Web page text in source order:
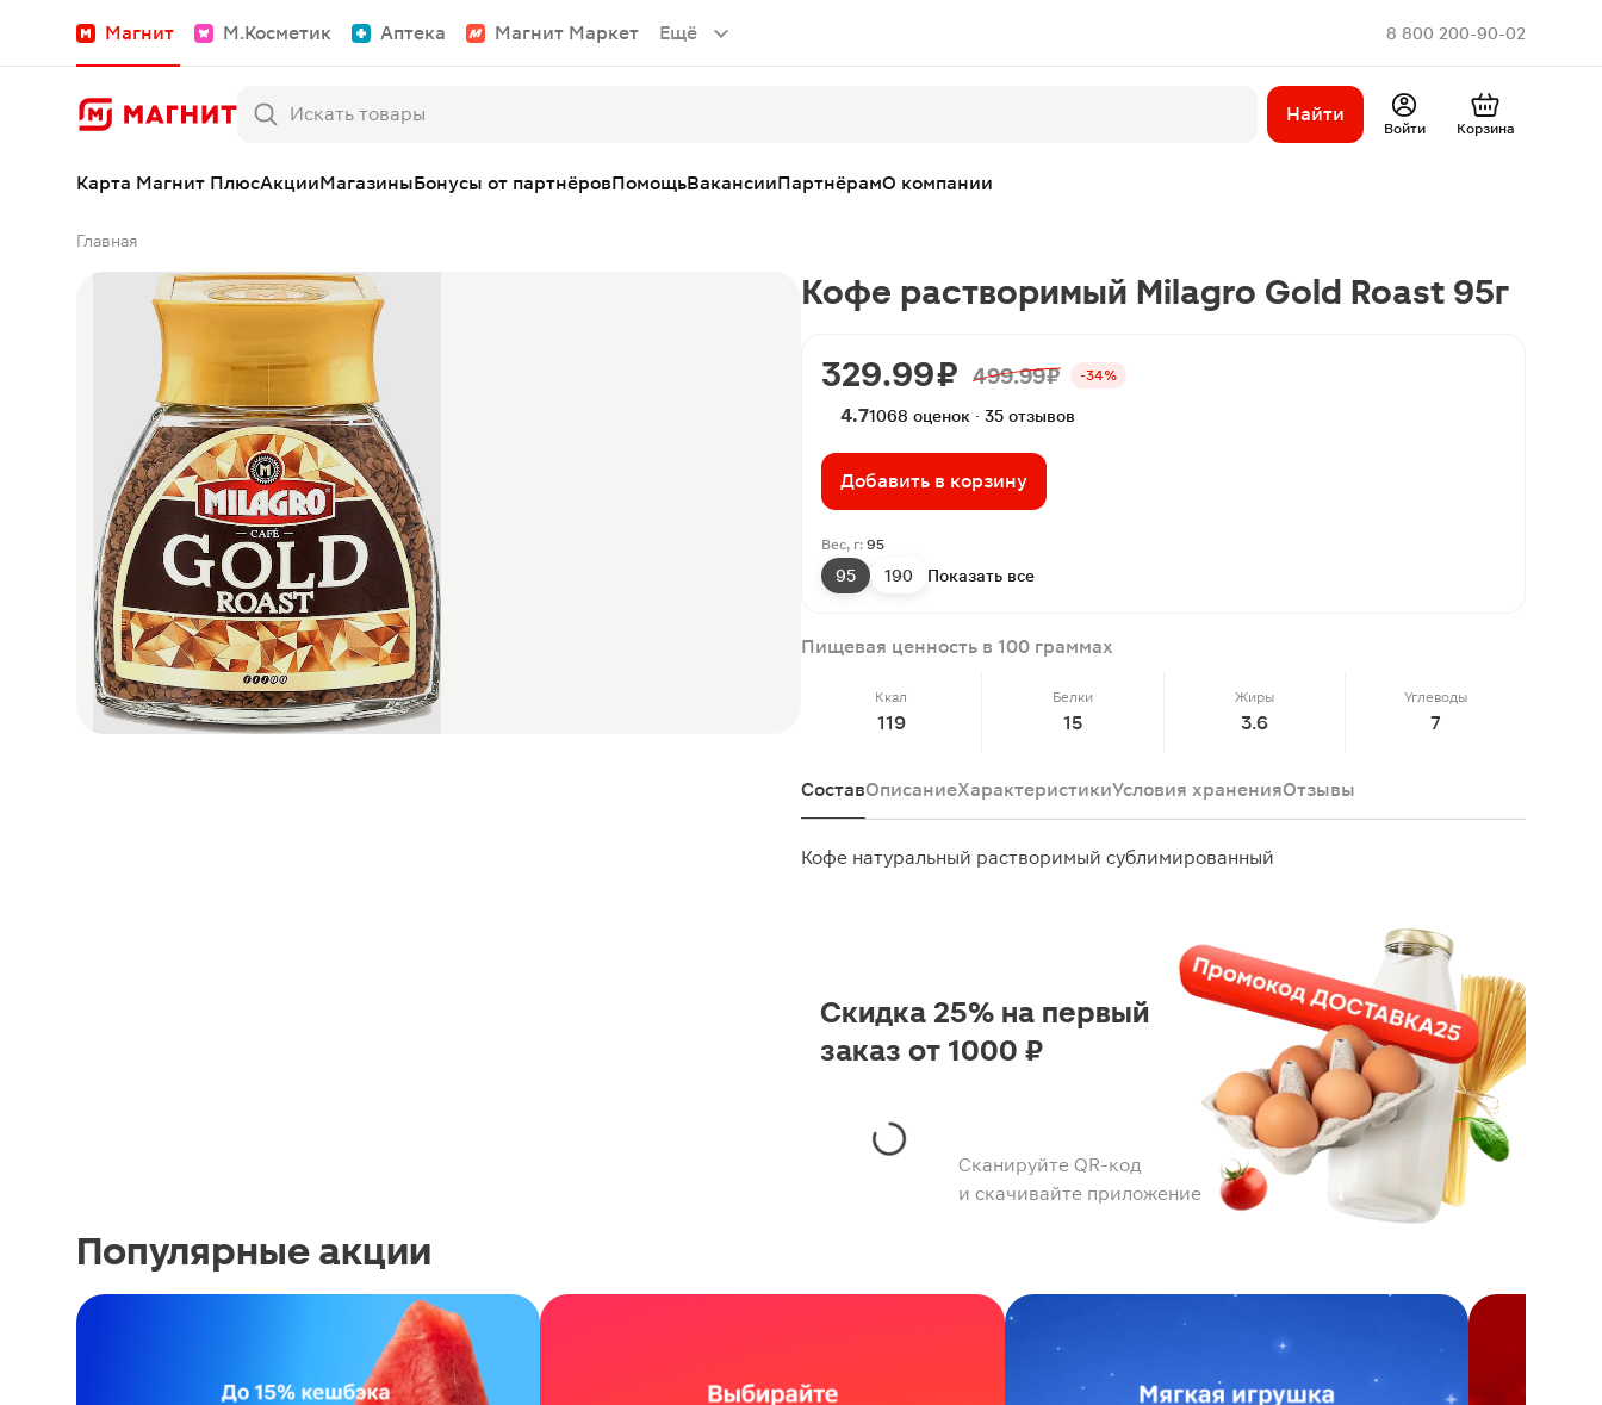
Магнит М.Косметик Аптека Магнит Маркет Ещё 8 800 200-90-02
Найти
Войти Корзина
Карта Магнит ПлюсАкцииМагазиныБонусы от партнёровПомощьВакансииПартнёрамО компании
Главная
Кофе растворимый Milagro Gold Roast 95г
329.99 ₽ 499.99 ₽ -34%
4.71068 оценок · 35 отзывов
Добавить в корзину
Вес, г: 95
95 190 Показать все
Пищевая ценность в 100 граммах
Ккал
119
Белки
15
Жиры
3.6
Углеводы
7
СоставОписаниеХарактеристикиУсловия храненияОтзывы
Кофе натуральный растворимый сублимированный
Сканируйте QR-код
и скачивайте приложение
Скидка 25% на первый
заказ от 1000 ₽
Популярные акции